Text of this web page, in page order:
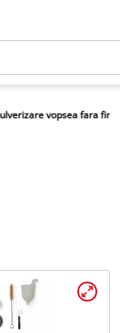
vopsea fara fir